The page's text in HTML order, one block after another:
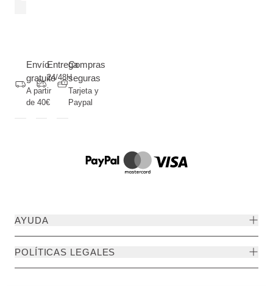
Envío
gratuito
A partir
de 40€
Entrega
24/48H
Compras
seguras
Tarjeta y
Paypal
AYUDA
POLÍTICAS LEGALES